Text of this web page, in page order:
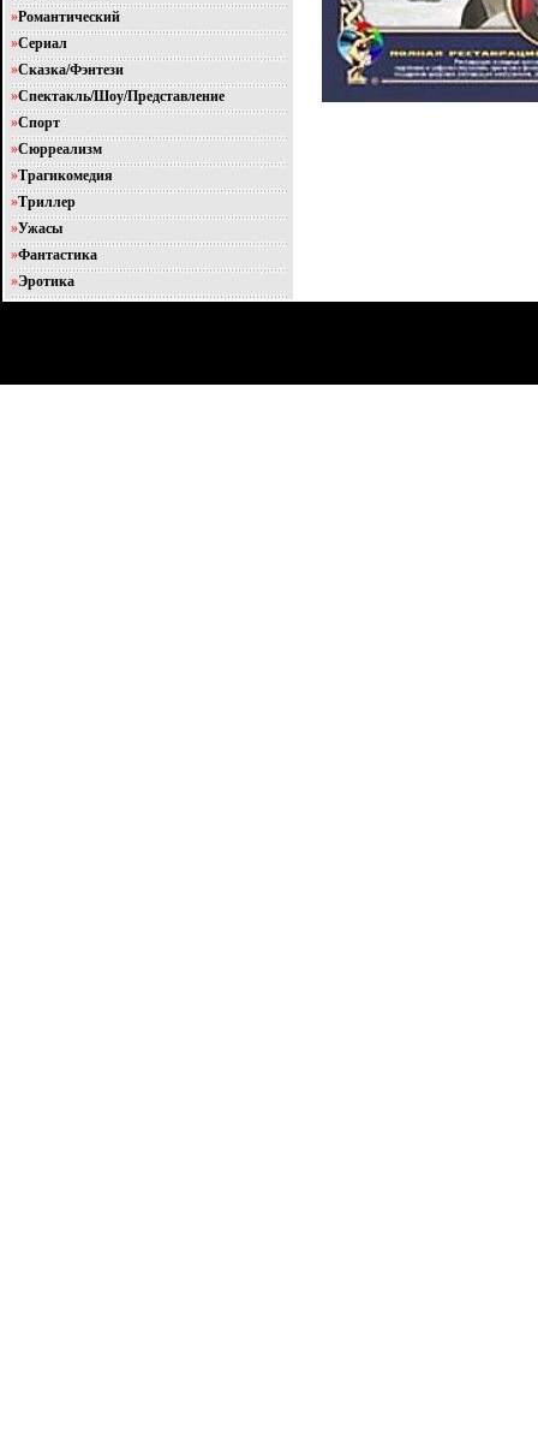
»Романтический
»Сериал
»Сказка/Фэнтези
»Спектакль/Шоу/Представление
»Спорт
»Сюрреализм
»Трагикомедия
»Триллер
»Ужасы
»Фантастика
»Эротика